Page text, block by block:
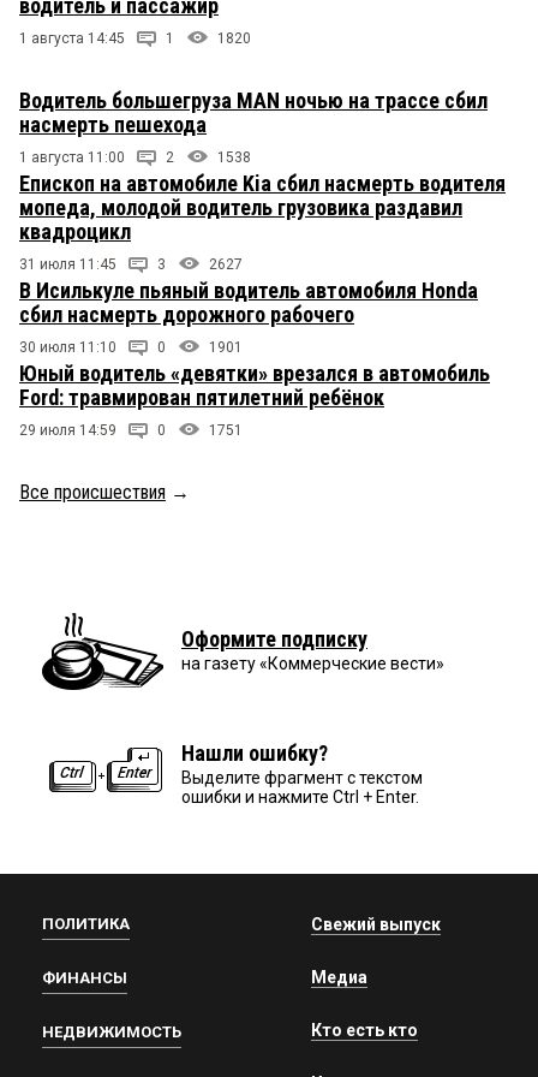
водитель и пассажир
1 августа 14:45 1 1820
Водитель большегруза MAN ночью на трассе сбил
насмерть пешехода
1 августа 11:00 2 1538
Епископ на автомобиле Kia сбил насмерть водителя
мопеда, молодой водитель грузовика раздавил
квадроцикл
31 июля 11:45 3 2627
В Исилькуле пьяный водитель автомобиля Honda
сбил насмерть дорожного рабочего
30 июля 11:10 0 1901
Юный водитель «девятки» врезался в автомобиль
Ford: травмирован пятилетний ребёнок
29 июля 14:59 0 1751
Все происшествия →
Оформите подписку
на газету «Коммерческие вести»
Нашли ошибку?
Выделите фрагмент с текстом
ошибки и нажмите Ctrl + Enter.
ПОЛИТИКА
ФИНАНСЫ
НЕДВИЖИМОСТЬ
Свежий выпуск
Медиа
Кто есть кто